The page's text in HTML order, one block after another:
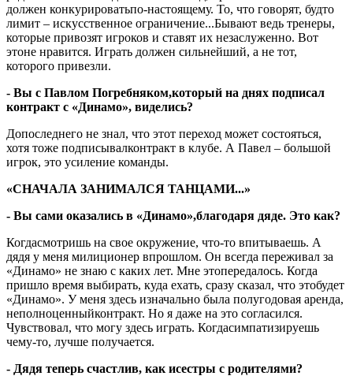
должен конкурироватьпо-настоящему. То, что говорят, будто
лимит – искусственное ограничение...Бывают ведь тренеры,
которые привозят игроков и ставят их незаслуженно. Вот
этоне нравится. Играть должен сильнейший, а не тот,
которого привезли.
- Вы с Павлом Погребняком,который на днях подписал
контракт с «Динамо», виделись?
Допоследнего не знал, что этот переход может состояться,
хотя тоже подписывалконтракт в клубе. А Павел – большой
игрок, это усиление команды.
«СНАЧАЛА ЗАНИМАЛСЯ ТАНЦАМИ...»
- Вы сами оказались в «Динамо»,благодаря дяде. Это как?
Когдасмотришь на свое окружение, что-то впитываешь. А
дядя у меня милиционер впрошлом. Он всегда переживал за
«Динамо» не знаю с каких лет. Мне этопередалось. Когда
пришло время выбирать, куда ехать, сразу сказал, что этобудет
«Динамо». У меня здесь изначально была полугодовая аренда,
неполноценныйконтракт. Но я даже на это согласился.
Чувствовал, что могу здесь играть. Когдасимпатизируешь
чему-то, лучше получается.
- Дядя теперь счастлив, как исестры с родителями?